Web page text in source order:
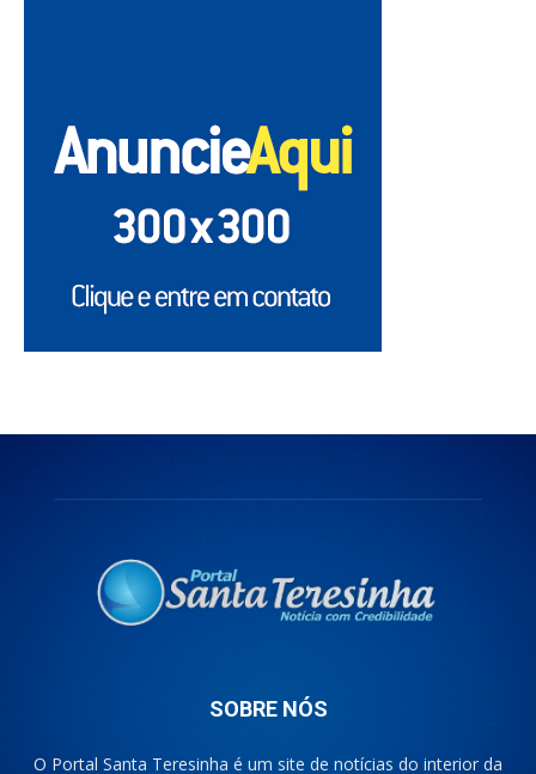
SOBRE NÓS
O Portal Santa Teresinha é um site de notícias do interior da